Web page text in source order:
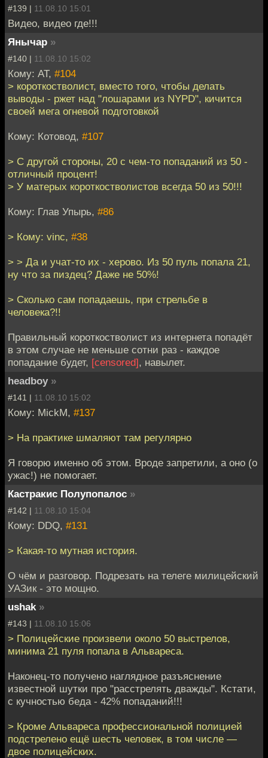
#139 | 11.08.10 15:01
Видео, видео где!!!
Янычар »
#140 | 11.08.10 15:02
Кому: AT, #104
> короткостволист, вместо того, чтобы делать
выводы - ржет над "лошарами из NYPD", кичится
своей мега огневой подготовкой
Кому: Котовод, #107
> С другой стороны, 20 с чем-то попаданий из 50 -
отличный процент!
> У матерых короткостволистов всегда 50 из 50!!!
Кому: Глав Упырь, #86
> Кому: vinc, #38
> > Да и учат-то их - херово. Из 50 пуль попала 21,
ну что за пиздец? Даже не 50%!
> Сколько сам попадаешь, при стрельбе в
человека?!!
Правильный короткостволист из интернета попадёт
в этом случае не меньше сотни раз - каждое
попадание будет, [censored], навылет.
headboy »
#141 | 11.08.10 15:02
Кому: MickM, #137
> На практике шмаляют там регулярно
Я говорю именно об этом. Вроде запретили, а оно (о
ужас!) не помогает.
Кастракис Полупопалос »
#142 | 11.08.10 15:04
Кому: DDQ, #131
> Какая-то мутная история.
О чём и разговор. Подрезать на телеге милицейский
УАЗик - это мощно.
ushak »
#143 | 11.08.10 15:06
> Полицейские произвели около 50 выстрелов,
минима 21 пуля попала в Альвареса.
Наконец-то получено наглядное разъяснение
известной шутки про "расстрелять дважды". Кстати,
с кучностью беда - 42% попаданий!!!
> Кроме Альвареса профессиональной полицией
подстрелено ещё шесть человек, в том числе —
двое полицейских.